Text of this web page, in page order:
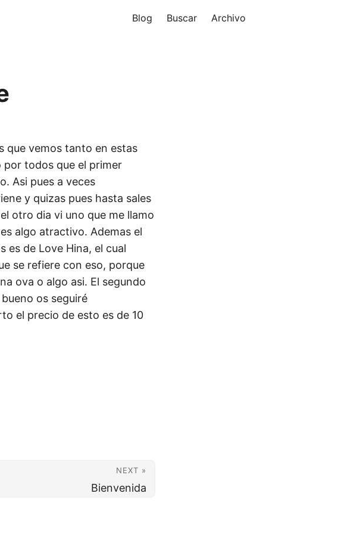
Blog Buscar Archivo
que vemos tanto en estas
por todos que el primer
Asi pues a veces
y quizas pues hasta sales
otro dia vi uno que me llamo
algo atractivo. Ademas el
es de Love Hina, el cual
se refiere con eso, porque
ova o algo asi. El segundo
os seguiré
el precio de esto es de 10
NEXT »
Bienvenida